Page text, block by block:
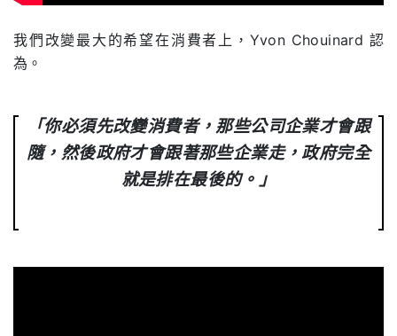
我們改變最大的希望在消費者上， Yvon Chouinard 認
為。
「你必須先改變消費者，那些公司企業才會跟
隨，然後政府才會跟著那些企業走，政府完全
就是排在最後的。」